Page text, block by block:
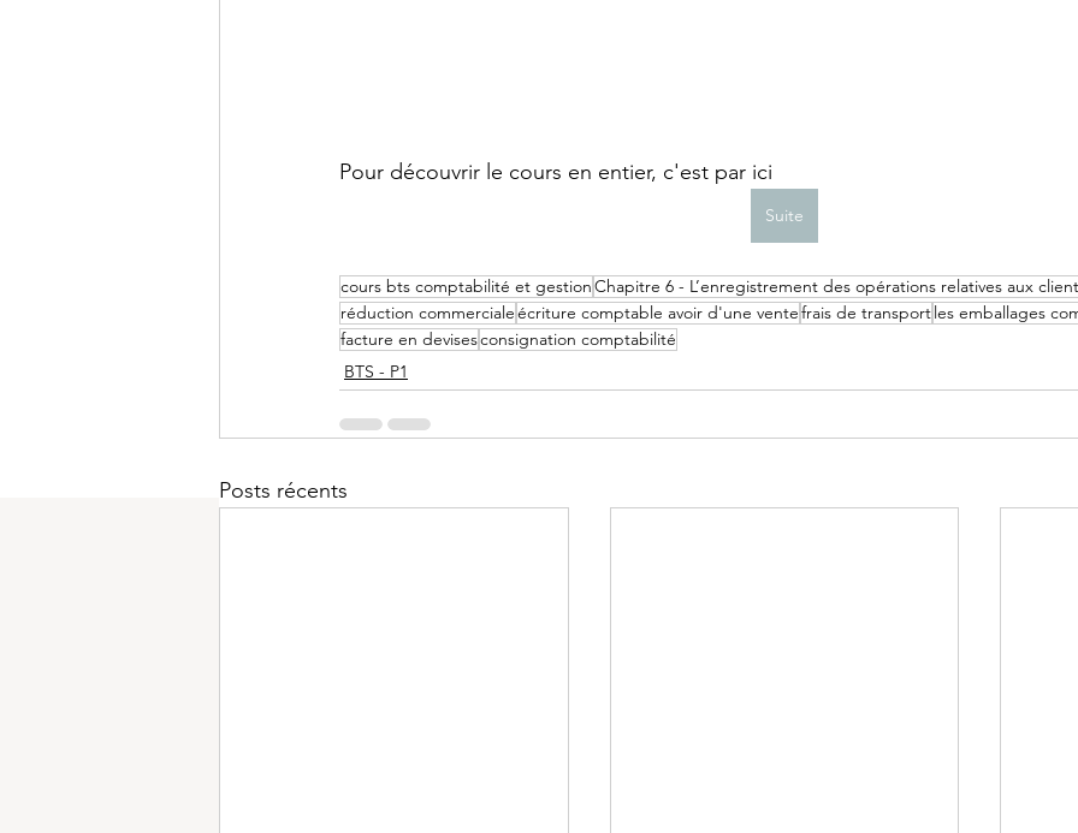
Pour découvrir le cours en entier, c'est par ici
Suite
cours bts comptabilité et gestionChapitre 6 - L’enregistrement des opérations relatives aux
réduction commercialeécriture comptable avoir d'une ventefrais de transport les emballages
facture en devisesconsignation comptabilité
BTS - P1
Posts récents